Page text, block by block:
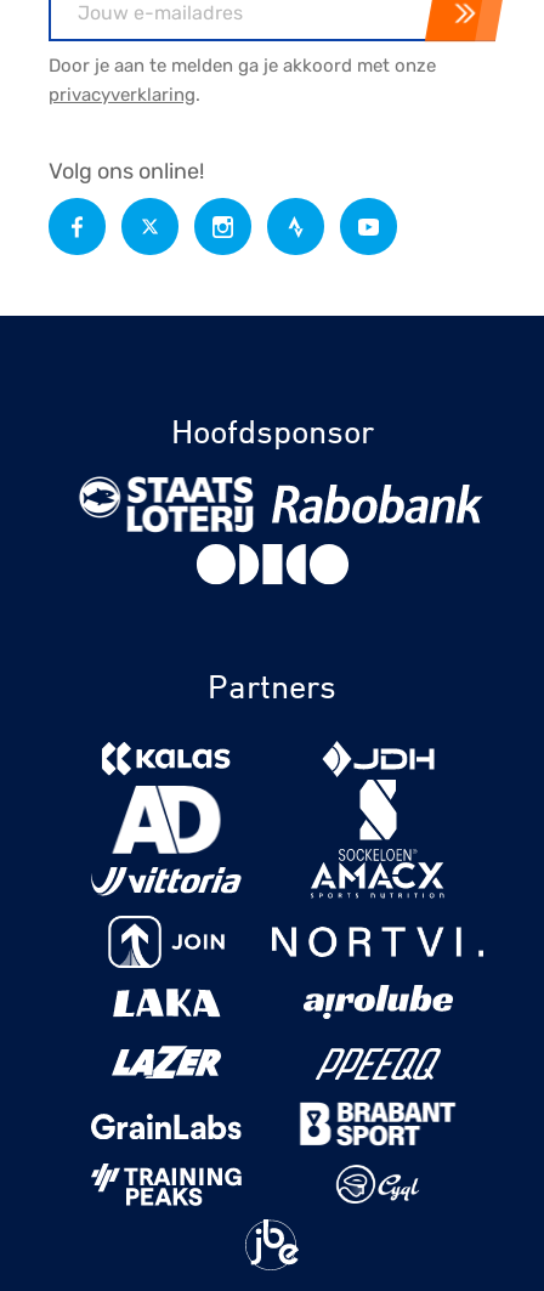
Door je aan te melden ga je akkoord met onze
privacyverklaring.
Volg ons online!
Hoofdsponsor
Partners